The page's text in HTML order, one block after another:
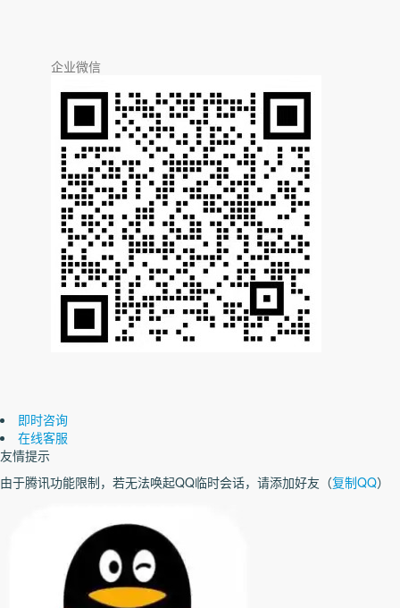
企业微信
即时咨询
在线客服
友情提示
由于腾讯功能限制，若无法唤起QQ临时会话，请添加好友（复制QQ）